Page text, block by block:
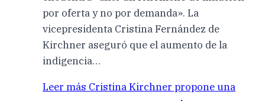
por oferta y no por demanda». La
vicepresidenta Cristina Fernández de
Kirchner aseguró que el aumento de la
indigencia…
Leer más Cristina Kirchner propone una